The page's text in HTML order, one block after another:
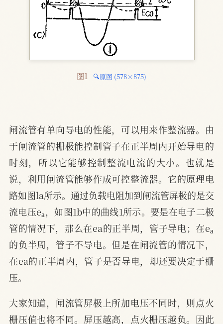
图1 🔍原图 (578×875)
闸流管有单向导电的性能，可以用来作整流器。由
于闸流管的栅极能控制管子在正半周内开始导电的
时刻，所以它能够控制整流电流的大小。也就是
说，利用闸流管能够作成可控整流器。它的原理电
路如图la所示。通过负载电阻加到闸流管屏极的是交
流电压ea，如图1b中的曲线1所示。要是在电子二极
管的情况下，那么在ea的正半周，管子导电；在ea
的负半周，管子不导电。但是在闸流管的情况下，
在ea的正半周内，管子是否导电，却还要决定于栅
压。
大家知道，闸流管屏极上所加电压不同时，则点火
栅压值也将不同。屏压越高，点火栅压越负。因此